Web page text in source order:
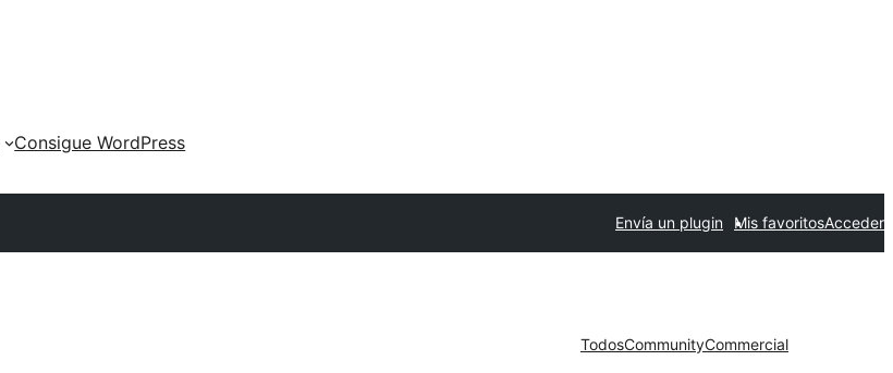
Consigue WordPress
Envía un plugin Mis favoritosAcceder
TodosCommunityCommercial